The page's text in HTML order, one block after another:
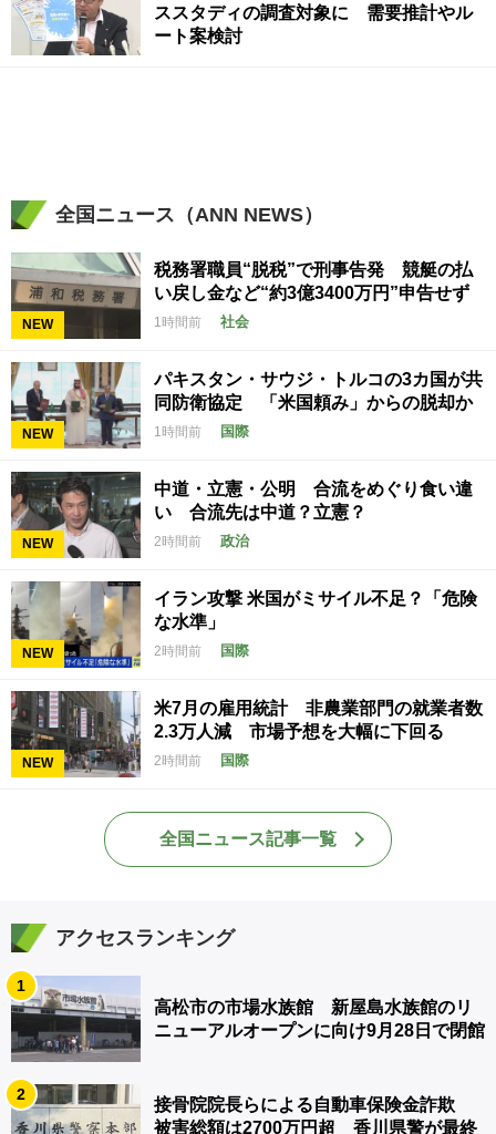
ススタディの調査対象に 需要推計やル
ート案検討
全国ニュース（ANN NEWS）
NEW
税務署職員“脱税”で刑事告発 競艇の払
い戻し金など“約3億3400万円”申告せず
1時間前 社会
NEW
パキスタン・サウジ・トルコの3カ国が共
同防衛協定 「米国頼み」からの脱却か
1時間前 国際
NEW
中道・立憲・公明 合流をめぐり食い違
い 合流先は中道？立憲？
2時間前 政治
NEW
イラン攻撃 米国がミサイル不足？「危険
な水準」
2時間前 国際
NEW
米7月の雇用統計 非農業部門の就業者数
2.3万人減 市場予想を大幅に下回る
2時間前 国際
全国ニュース記事一覧
アクセスランキング
1
高松市の市場水族館 新屋島水族館のリ
ニューアルオープンに向け9月28日で閉館
2
接骨院院長らによる自動車保険金詐欺
被害総額は2700万円超 香川県警が最終